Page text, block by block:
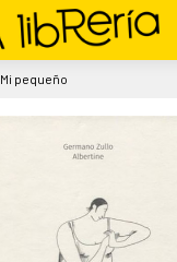
Mi pequeño